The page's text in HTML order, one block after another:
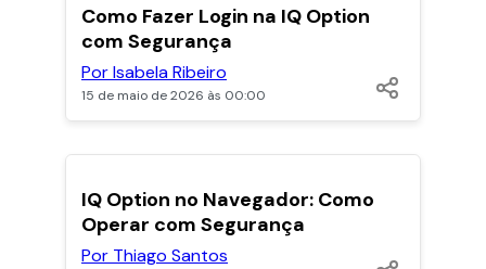
POPULARES
Como Fazer Login na IQ Option
com Segurança
Por Isabela Ribeiro
15 de maio de 2026 às 00:00
POPULARES
IQ Option no Navegador: Como
Operar com Segurança
Por Thiago Santos